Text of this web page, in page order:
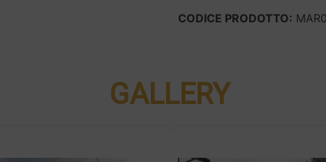
CODICE PRODOTTO:
GALLERY